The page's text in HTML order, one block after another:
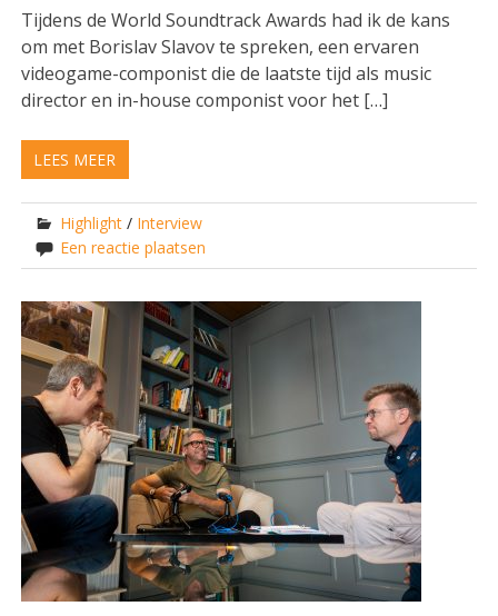
Tijdens de World Soundtrack Awards had ik de kans
om met Borislav Slavov te spreken, een ervaren
videogame-componist die de laatste tijd als music
director en in-house componist voor het […]
LEES MEER
Highlight / Interview
Een reactie plaatsen